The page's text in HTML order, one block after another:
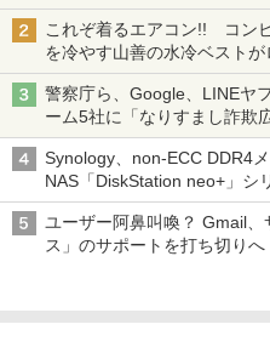
も、持ち替えずに書き込める
これぞ着るエアコン!! コン
を冷やす山善の水冷ベスト
ち・ざ・ろーど！その14】
警察庁ら、Google、LINEヤ
ーム5社に「なりすまし詐
真や映像を使った投資詐欺
Synology、non-ECC DDR4
NAS「DiskStation neo+」シ
ECCメモリへのアップグレ
ユーザー阿鼻叫喚？ Gmail
ス」のサポートを打ち切りへ